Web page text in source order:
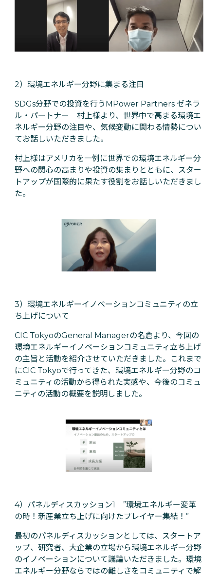
2）環境エネルギー分野に集まる注目
SDGs分野での投資を行うMPower Partners ゼネラ
ル・パートナー 村上様より、世界中で高まる環境エ
ネルギー分野の注目や、気候変動に関わる情勢につい
てお話しいただきました。
村上様はアメリカを一例に世界での環境エネルギー分
野への関心の高まりや投資の集まりとともに、スター
トアップが国際的に果たす役割をお話しいただきまし
た。
3）環境エネルギーイノベーションコミュニティの立
ち上げについて
CIC TokyoのGeneral Managerの名倉より、今回の
環境エネルギーイノベーションコミュニティ立ち上げ
の主旨と活動を紹介させていただきました。これまで
にCIC Tokyoで行ってきた、環境エネルギー分野のコ
ミュニティの活動から得られた実感や、今後のコミュ
ニティの活動の概要を説明しました。
4）パネルディスカッション1 ”環境エネルギー変革
の時！新産業立ち上げに向けたプレイヤー集結！”
最初のパネルディスカッションとしては、スタートア
ップ、研究者、大企業の立場から環境エネルギー分野
のイノベーションについて議論いただきました。環境
エネルギー分野ならではの難しさをコミュニティで解